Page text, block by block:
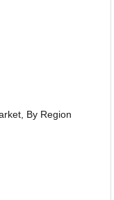
By Region